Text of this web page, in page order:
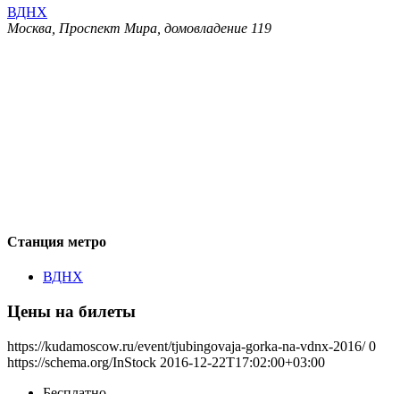
ВДНХ
Москва, Проспект Мира, домовладение 119
Станция метро
ВДНХ
Цены на билеты
https://kudamoscow.ru/event/tjubingovaja-gorka-na-vdnx-2016/ 0
https://schema.org/InStock 2016-12-22T17:02:00+03:00